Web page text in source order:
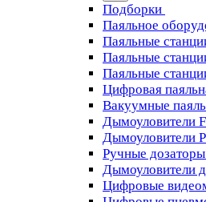
Подборки
Паяльное
Паяльные
Паяльные
Паяльные
Цифровая
Вакуумные
Дымоуловители
Дымоуловители
Ручные
Дымоуловители
Цифровые